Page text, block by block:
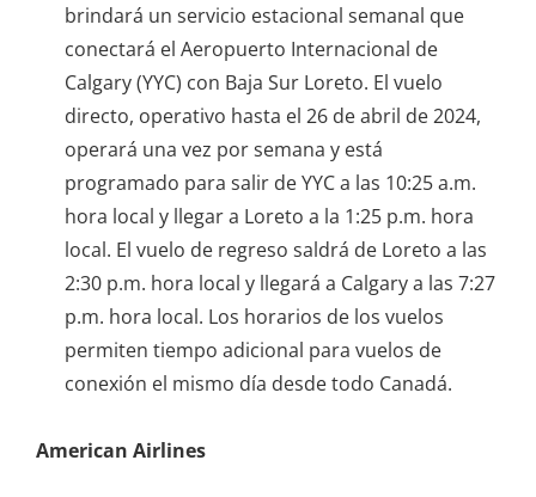
brindará un servicio estacional semanal que
conectará el Aeropuerto Internacional de
Calgary (YYC) con Baja Sur Loreto. El vuelo
directo, operativo hasta el 26 de abril de 2024,
operará una vez por semana y está
programado para salir de YYC a las 10:25 a.m.
hora local y llegar a Loreto a la 1:25 p.m. hora
local. El vuelo de regreso saldrá de Loreto a las
2:30 p.m. hora local y llegará a Calgary a las 7:27
p.m. hora local. Los horarios de los vuelos
permiten tiempo adicional para vuelos de
conexión el mismo día desde todo Canadá.
American Airlines